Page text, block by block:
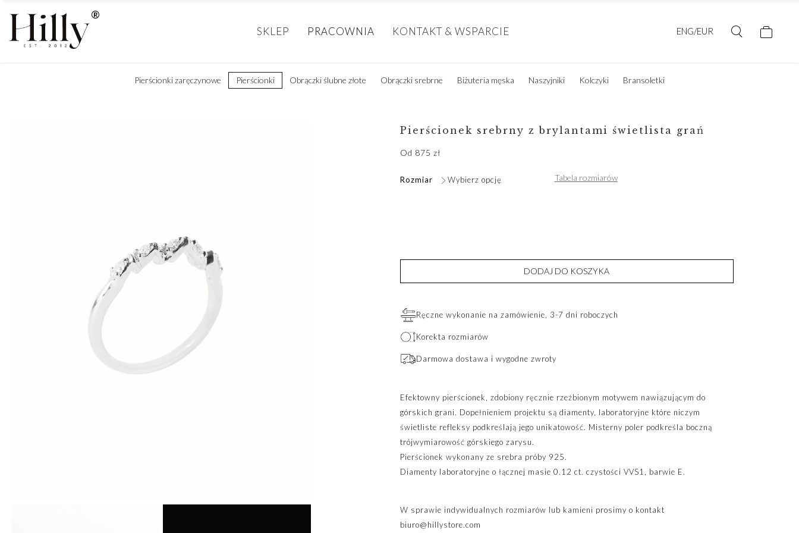
SKLEP PRACOWNIA KONTAKT & WSPARCIE ENG/EUR
Pierścionki zaręczynowe Pierścionki Obrączki ślubne złote Obrączki srebrne Biżuteria męska Naszyjniki Kolczyki Bransoletki
Pierścionek srebrny z brylantami świetlista grań
Od 875 zł
Rozmiar Wybierz opcję Tabela rozmiarów
DODAJ DO KOSZYKA
Ręczne wykonanie na zamówienie, 3-7 dni roboczych
Korekta rozmiarów
Darmowa dostawa i wygodne zwroty
Efektowny pierścionek, zdobiony ręcznie rzeźbionym motywem nawiązującym do
górskich grani. Dopełnieniem projektu są diamenty, laboratoryjne które niczym
świetliste refleksy podkreślają jego unikatowość. Misterny poler podkreśla boczną
trójwymiarowość górskiego zarysu.
Pierścionek wykonany ze srebra próby 925.
Diamenty laboratoryjne o łącznej masie 0.12 ct. czystości VVS1, barwie E.
W sprawie indywidualnych rozmiarów lub kamieni prosimy o kontakt
biuro@hillystore.com